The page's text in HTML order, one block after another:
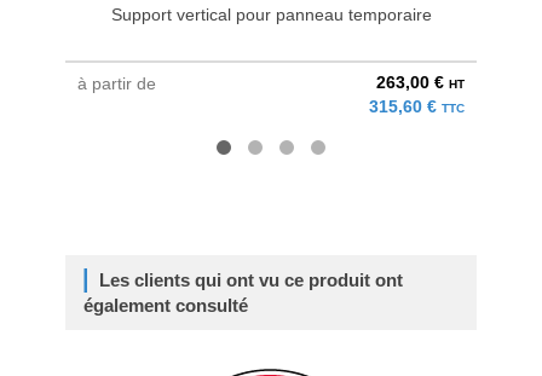
Support vertical pour panneau temporaire
à partir de 263,00 € HT
315,60 € TTC
Les clients qui ont vu ce produit ont
également consulté